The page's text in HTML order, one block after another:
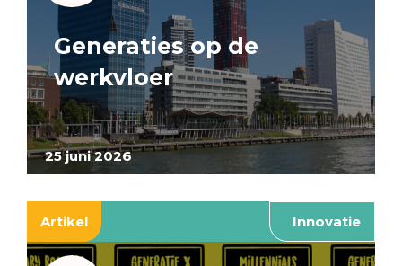
25 juni 2026
Generaties op de
werkvloer
Artikel Innovatie